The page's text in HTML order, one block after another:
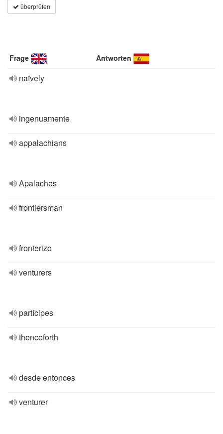
überprüfen
Frage Antworten
naïvely
ingenuamente
appalachians
Apalaches
frontiersman
fronterizo
venturers
partícipes
thenceforth
desde entonces
venturer